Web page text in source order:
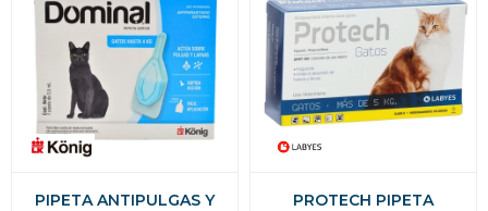
PIPETA ANTIPULGAS Y
PROTECH PIPETA